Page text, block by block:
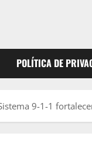
POLÍTICA DE
9-1-1